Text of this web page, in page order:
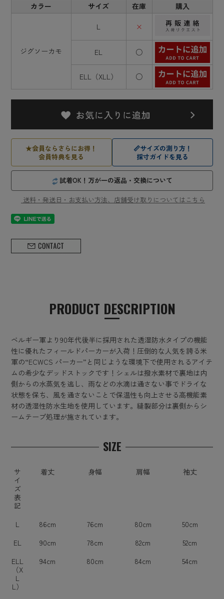
カラー サイズ 在庫 購入
ジグソーカモ
L ×
EL ○
ELL（XLL） ○
★会員ならさらにお得！
会員特典を見る
📏サイズの測り方！
採寸ガイドを見る
試着OK！万が一の返品・交換について
送料・発送日・お支払い方法、店舗受け取りについてはこちら
PRODUCT DESCRIPTION
ベルギー軍より90年代後半に採用された透湿防水タイプの機能
性に優れたフィールドパーカーが入荷！圧倒的な人気を誇る米
軍の“ECWCS パーカー”と同じような環境下で使用されるアイテ
ムの希少なデッドストックです！シェルは撥水素材で裏地は内
側からの水蒸気を逃し、雨などの水滴は通さない事でドライな
状態を保ち、風を通さないことで保温性も向上させる高機能素
材の透湿性防水生地を使用しています。縫製部分は裏側からシ
ームテープ処理が施されています。
SIZE
サ
イ
ズ
表
記
着丈 身幅 肩幅 袖丈
L 86cm 76cm 80cm
50cm
EL
90cm 78cm 82cm
52cm
ELL
（X
L
L）
94cm 80cm 84cm 54cm